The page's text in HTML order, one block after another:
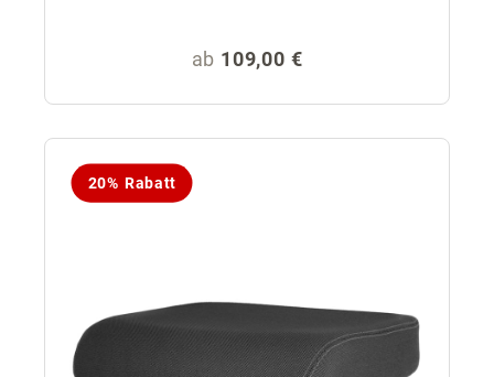
Regulärer Preis:
ab 109,00 €
20% Rabatt